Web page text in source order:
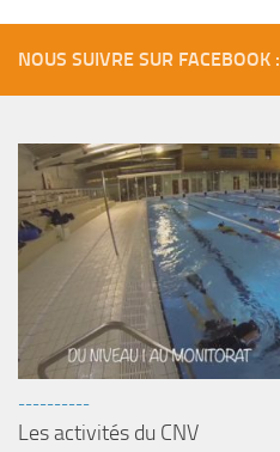
NOUS SUIVRE SUR FACEBOOK :
----------
Les activités du CNV